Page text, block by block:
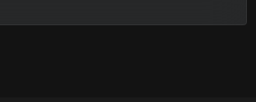
$20.5!